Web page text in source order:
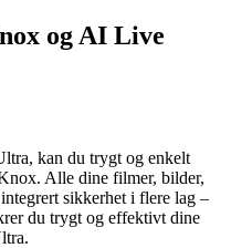
og AI Live
kan du trygt og enkelt
Alle dine filmer, bilder,
sikkerhet i flere lag –
du trygt og effektivt dine